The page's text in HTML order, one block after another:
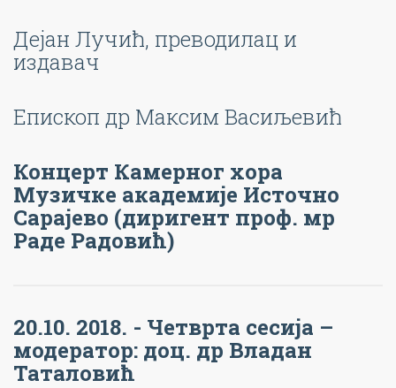
Дејан Лучић, преводилац и
издавач
Епископ др Максим Васиљевић
Концерт Камерног хора
Музичке академије Источно
Сарајево (диригент проф. мр
Раде Радовић)
20.10. 2018. - Четврта сесија –
модератор: доц. др Владан
Таталовић